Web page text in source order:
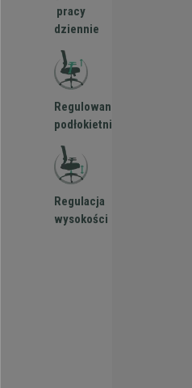
pracy
dziennie
Regulowane
podłokietniki
Regulacja
wysokości